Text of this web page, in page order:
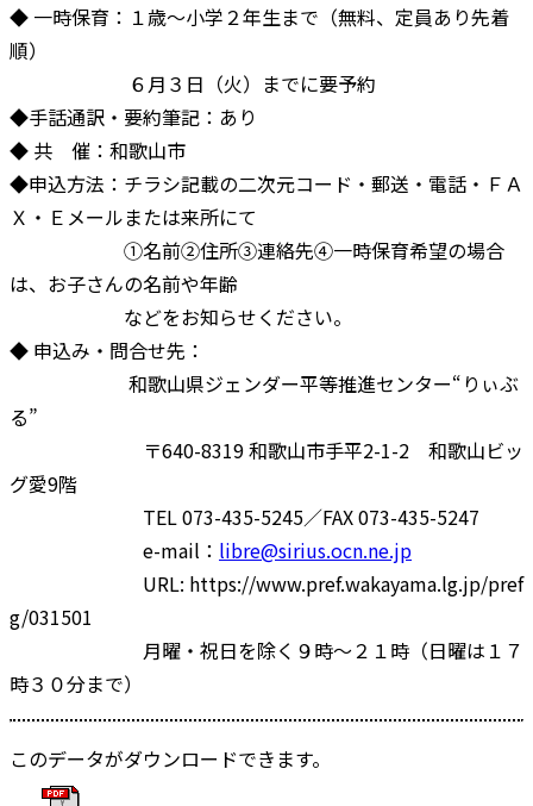
◆ 一時保育：１歳～小学２年生まで（無料、定員あり先着
順）
６月３日（火）までに要予約
◆手話通訳・要約筆記：あり
◆ 共 催：和歌山市
◆申込方法：チラシ記載の二次元コード・郵送・電話・ＦＡ
Ｘ・Ｅメールまたは来所にて
①名前②住所③連絡先④一時保育希望の場合
は、お子さんの名前や年齢
などをお知らせください。
◆ 申込み・問合せ先：
和歌山県ジェンダー平等推進センター“りぃぶ
る”
〒640-8319 和歌山市手平2-1-2 和歌山ビッ
グ愛9階
TEL 073-435-5245／FAX 073-435-5247
e-mail： libre@sirius.ocn.ne.jp
URL: https://www.pref.wakayama.lg.jp/pref
g/031501
月曜・祝日を除く９時～２１時（日曜は１７
時３０分まで）
このデータがダウンロードできます。